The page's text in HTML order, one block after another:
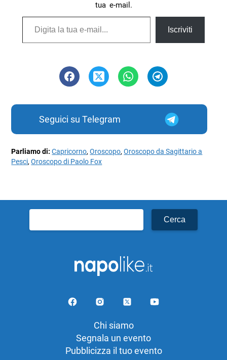
tua e-mail.
Digita la tua e-mail...
Iscriviti
Seguici su Telegram
Parliamo di:Capricorno,Oroscopo,Oroscopo da Sagittario a
Pesci,Oroscopo di Paolo Fox
per:
Chi siamo
Segnala un evento
Pubblicizza il tuo evento